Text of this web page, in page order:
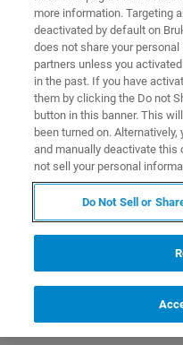
全固体・液体リチ
や課題解決におい
変化を捉えること
内容
more information. Targeting
deactivated by default on
does not share your
partners unless you
in the past. If you have
them by clicking the Do not
button in this banner. This
been turned on.
and manually deactivate this
not sell your personal
Do Not Sell or